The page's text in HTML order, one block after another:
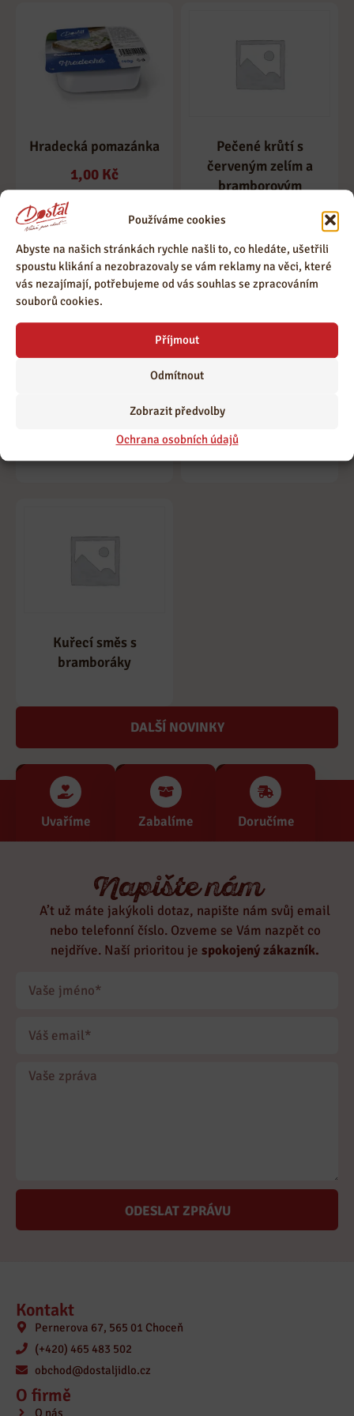
Používáme cookies
Abyste na našich stránkách rychle našli to, co hledáte, ušetřili
spoustu klikání a nezobrazovaly se vám reklamy na věci, které
vás nezajímají, potřebujeme od vás souhlas se zpracováním
souborů cookies.
Příjmout
Odmítnout
Zobrazit předvolby
Ochrana osobních údajů
Hradecká pomazánka
1,00 Kč
Pečené krůtí s
červeným zelím a
bramborovým
Vaječný řízek
Kč
Rumcajs salát
1,00
Kuřecí směs s
bramboráky
DALŠÍ NOVINKY
Uvaříme Zabalíme Doručíme
Napište nám
A’t už máte jakýkoli dotaz, napište nám svůj email
nebo telefonní číslo. Ozveme se Vám nazpět co
nejdříve. Naší prioritou je spokojený zákazník.
ODESLAT ZPRÁVU
Kontakt
Pernerova 67, 565 01 Choceň
(+420) 465 483 502
obchod@dostaljidlo.cz
O firmě
O nás